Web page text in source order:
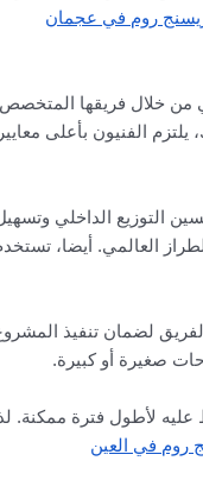
روم في عجمان
خلال فريقها
الفنيون بأعلى
التوزيع الداخلي
العالمي. أيضا،
لضمان تنفيذ
صغيرة أو كبيرة.
عليه لأطول فترة
روم في العين